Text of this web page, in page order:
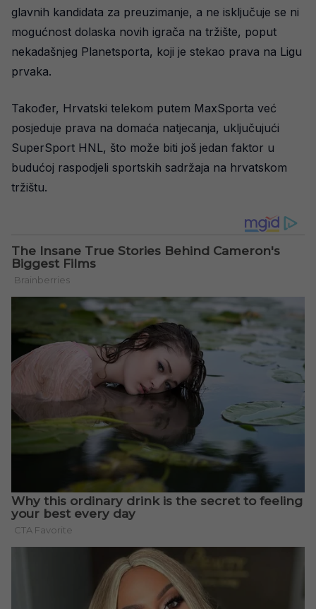
glavnih kandidata za preuzimanje, a ne isključuje se ni
mogućnost dolaska novih igrača na tržište, poput
nekadašnjeg Planetsporta, koji je stekao prava na Ligu
prvaka.
Također, Hrvatski telekom putem MaxSporta već
posjeduje prava na domaća natjecanja, uključujući
SuperSport HNL, što može biti još jedan faktor u
budućoj raspodjeli sportskih sadržaja na hrvatskom
tržištu.